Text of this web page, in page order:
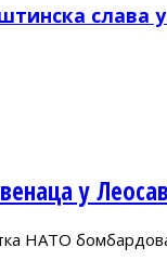
слава
у
НАТО